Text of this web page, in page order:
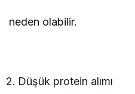
neden olabilir.
Düşük protein alımı